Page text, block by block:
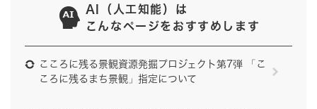
AI（人工知能）は
こんなページをおすすめします
こころに残る景観資源発掘プロジェクト第7弾 「こ
ころに残るまち景観」指定について